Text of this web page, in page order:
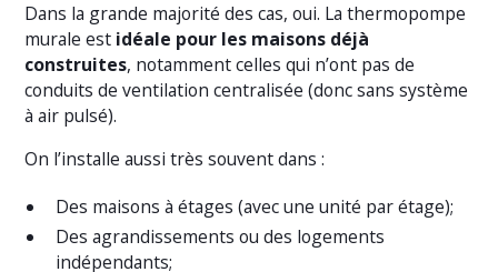
Dans la grande majorité des cas, oui. La thermopompe
murale est idéale pour les maisons déjà
construites, notamment celles qui n’ont pas de
conduits de ventilation centralisée (donc sans système
à air pulsé).
On l’installe aussi très souvent dans :
Des maisons à étages (avec une unité par étage);
Des agrandissements ou des logements
indépendants;